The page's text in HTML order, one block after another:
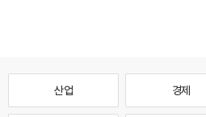
산업 경제